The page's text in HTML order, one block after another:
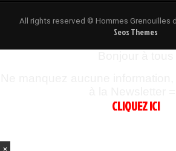
All rights reserved © Hommes Grenouilles
Seos Themes
CLIQUEZ ICI
×